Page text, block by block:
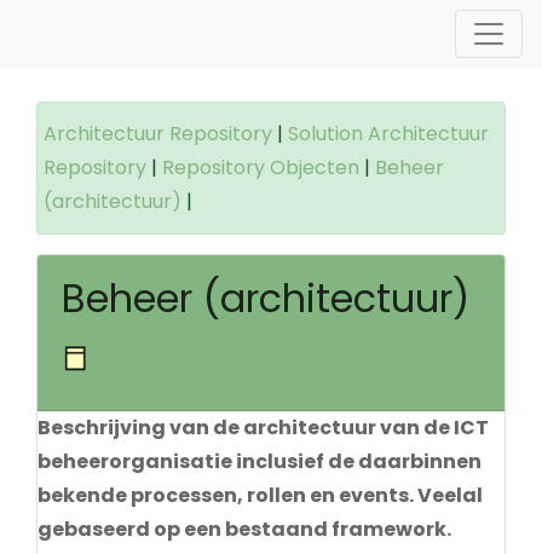
Architectuur Repository | Solution Architectuur
Repository | Repository Objecten | Beheer
(architectuur) |
Beheer (architectuur)
Beschrijving van de architectuur van de ICT
beheerorganisatie inclusief de daarbinnen
bekende processen, rollen en events. Veelal
gebaseerd op een bestaand framework.